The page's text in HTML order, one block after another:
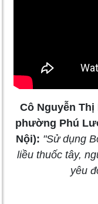
Cô Nguyễn
phường Phú
Nội): "Sử dụng
liều thuốc tây,
yêu